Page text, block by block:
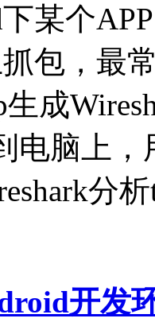
某个
包，最
生成
电脑上，
分
开发